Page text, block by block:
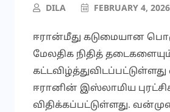
DILA FEBRUARY 4, 2026
ஈரான்மீது கடுமையான
மேலதிக நிதித்
ஈரானின் இஸ்லாமிய
விதிக்கப்பட்டுள்ளது.